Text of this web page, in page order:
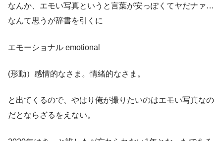
なんか、エモい写真というと言葉が安っぽくてヤだナァ…
なんて思うが辞書を引くに
エモーショナル emotional
(形動）感情的なさま。情緒的なさま。
と出てくるので、やはり俺が撮りたいのはエモい写真なの
だとならざるをえない。